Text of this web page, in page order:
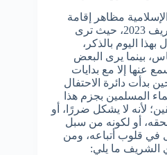
مظاهر إقامة
الاحتفالات بالمولد النبوي الشريف 2023، حيث ترى
اليوم بالذكر،
بينما يرى البعض
عنها إلا مع بدايات
بدأت دائرة الاحتفال
المسلمين بجزم هذا
لأنه لا يشكل ضررًا، أو
أو لكونه من سبل
في قلوب أتباعه، ومن
الشريف ما يلي: